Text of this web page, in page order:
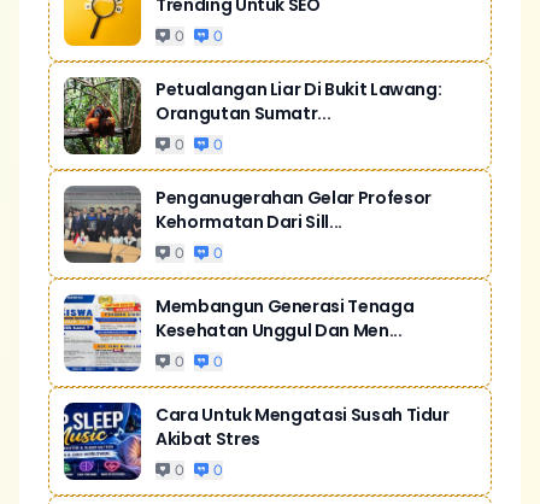
Trending Untuk SEO
0 0
Petualangan Liar Di Bukit Lawang:
Orangutan Sumatr...
0 0
Penganugerahan Gelar Profesor
Kehormatan Dari Sill...
0 0
Membangun Generasi Tenaga
Kesehatan Unggul Dan Men...
0 0
Cara Untuk Mengatasi Susah Tidur
Akibat Stres
0 0